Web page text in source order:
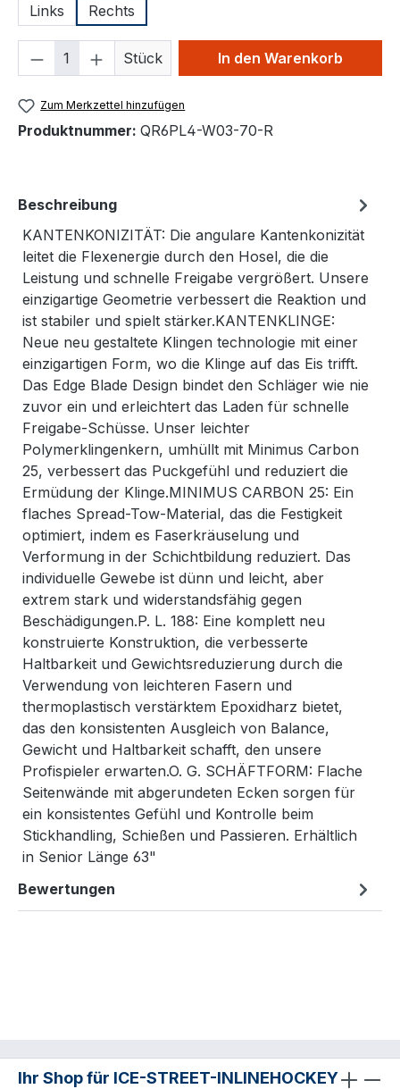
Links
Rechts
Produkt Anzahl: Gib den
Stück In den Warenkorb
Zum Merkzettel hinzufügen
Produktnummer: QR6PL4-W03-70-R
Beschreibung
KANTENKONIZITÄT: Die angulare Kantenkonizität
leitet die Flexenergie durch den Hosel, die die
Leistung und schnelle Freigabe vergrößert. Unsere
einzigartige Geometrie verbessert die Reaktion und
ist stabiler und spielt stärker.KANTENKLINGE:
Neue neu gestaltete Klingen technologie mit einer
einzigartigen Form, wo die Klinge auf das Eis trifft.
Das Edge Blade Design bindet den Schläger wie nie
zuvor ein und erleichtert das Laden für schnelle
Freigabe-Schüsse. Unser leichter
Polymerklingenkern, umhüllt mit Minimus Carbon
25, verbessert das Puckgefühl und reduziert die
Ermüdung der Klinge.MINIMUS CARBON 25: Ein
flaches Spread-Tow-Material, das die Festigkeit
optimiert, indem es Faserkräuselung und
Verformung in der Schichtbildung reduziert. Das
individuelle Gewebe ist dünn und leicht, aber
extrem stark und widerstandsfähig gegen
Beschädigungen.P. L. 188: Eine komplett neu
konstruierte Konstruktion, die verbesserte
Haltbarkeit und Gewichtsreduzierung durch die
Verwendung von leichteren Fasern und
thermoplastisch verstärktem Epoxidharz bietet,
das den konsistenten Ausgleich von Balance,
Gewicht und Haltbarkeit schafft, den unsere
Profispieler erwarten.O. G. SCHÄFTFORM: Flache
Seitenwände mit abgerundeten Ecken sorgen für
ein konsistentes Gefühl und Kontrolle beim
Stickhandling, Schießen und Passieren. Erhältlich
in Senior Länge 63"
Bewertungen
Ihr Shop für ICE-STREET-INLINEHOCKEY